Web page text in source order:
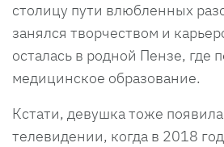
столицу пути влюбленных
занялся творчеством и
осталась в родной Пензе, где
медицинское образование.
Кстати, девушка тоже
телевидении, когда в 2018